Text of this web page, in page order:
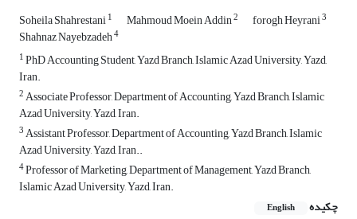
Soheila Shahrestani1 Mahmoud Moein Addin2 forogh Heyrani3
Shahnaz Nayebzadeh4
1PhD Accounting Student, Yazd Branch, Islamic Azad University, Yazd,
Iran.
2Associate Professor, Department of Accounting, Yazd Branch, Islamic
Azad University, Yazd, Iran.
3Assistant Professor, Department of Accounting, Yazd Branch, Islamic
Azad University, Yazd, Iran..
4Professor of Marketing, Department of Management, Yazd Branch,
Islamic Azad University, Yazd, Iran.
چکیده
English